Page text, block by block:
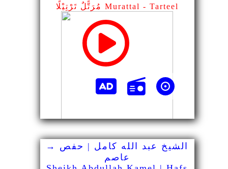
مُرَتًّلٌ تَرْتِيْلًا Murattal - Tarteel
الشيخ عبد الله كامل | حفص →
عاصم